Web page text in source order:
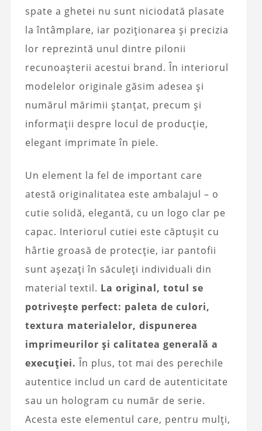
spate a ghetei nu sunt niciodată plasate
la întâmplare, iar poziționarea și precizia
lor reprezintă unul dintre pilonii
recunoașterii acestui brand. În interiorul
modelelor originale găsim adesea și
numărul mărimii ștanțat, precum și
informații despre locul de producție,
elegant imprimate în piele.
Un element la fel de important care
atestă originalitatea este ambalajul – o
cutie solidă, elegantă, cu un logo clar pe
capac. Interiorul cutiei este căptușit cu
hârtie groasă de protecție, iar pantofii
sunt așezați în săculeți individuali din
material textil. La original, totul se
potrivește perfect: paleta de culori,
textura materialelor, dispunerea
imprimeurilor și calitatea generală a
execuției. În plus, tot mai des perechile
autentice includ un card de autenticitate
sau un hologram cu număr de serie.
Acesta este elementul care, pentru mulți,